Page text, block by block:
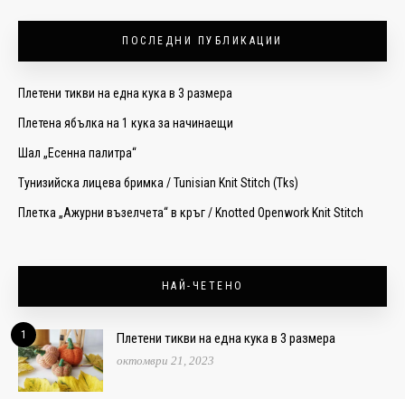
ПОСЛЕДНИ ПУБЛИКАЦИИ
Плетени тикви на една кука в 3 размера
Плетена ябълка на 1 кука за начинаещи
Шал „Есенна палитра“
Тунизийска лицева бримка / Tunisian Knit Stitch (Tks)
Плетка „Ажурни възелчета“ в кръг / Knotted Openwork Knit Stitch
НАЙ-ЧЕТЕНО
1 Плетени тикви на една кука в 3 размера
октомври 21, 2023